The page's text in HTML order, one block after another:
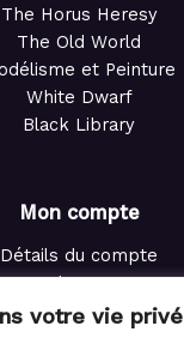
votre vie
The Horus Heresy
The Old World
et Peinture
White Dwarf
Black Library
Mon compte
Détails du compte
Adresses
Commandes